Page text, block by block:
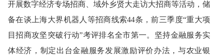
开展数字经济专场招商、域外乡贤大走访大招商等活动，储
备在谈上海大界机器人等招商线索44条，前三季度“重大项
目招商攻坚突破行动”考评排名全市第一。坚持金融服务实
体经济，制定出台金融服务发展激励评价办法，与农业银